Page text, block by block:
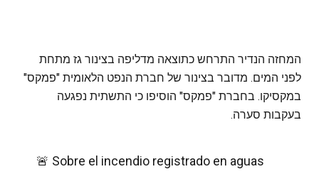
המחזה הנדיר התרחש כתוצאה מדליפה בצינור גז מתחת
לפני המים. מדובר בצינור של חברת הנפט הלאומית "פמקס"
במקסיקו. בחברת "פמקס" הוסיפו כי התשתית נפגעה
בעקבות סערה.
🚨 Sobre el incendio registrado en aguas